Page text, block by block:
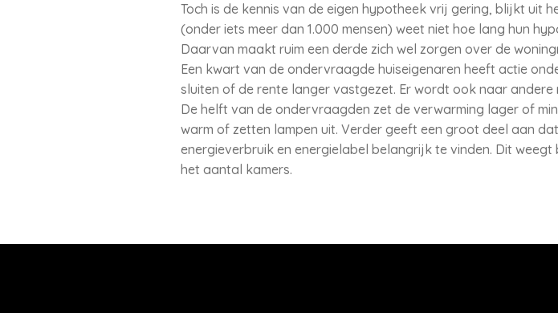
Toch is de kennis van de eigen hypotheek vrij gering, blijkt uit
(onder iets meer dan 1.000 mensen) weet niet hoe lang hun
Daarvan maakt ruim een derde zich wel zorgen over de
Een kwart van de ondervraagde huiseigenaren heeft actie
sluiten of de rente langer vastgezet. Er wordt ook naar
De helft van de ondervraagden zet de verwarming lager of
warm of zetten lampen uit. Verder geeft een groot deel aan
energieverbruik en energielabel belangrijk te vinden. Dit
het aantal kamers.